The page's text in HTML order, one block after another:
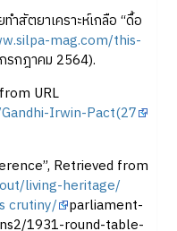
ำสัตยาเคราะห์เกลือ “ดื้อ
mag.com/this-
กรกฎาคม 2564).
URL
Irwin-Pact(27
Retrieved from
living-heritage/
crutiny/ parliament-
1931-round-table-